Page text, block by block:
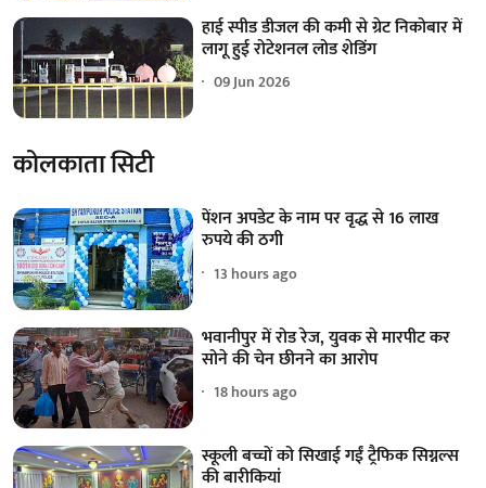
हाई स्पीड डीजल की कमी से ग्रेट निकोबार में
लागू हुई रोटेशनल लोड शेडिंग
09 Jun 2026
कोलकाता सिटी
पेंशन अपडेट के नाम पर वृद्ध से 16 लाख
रुपये की ठगी
13 hours ago
भवानीपुर में रोड रेज, युवक से मारपीट कर
सोने की चेन छीनने का आरोप
18 hours ago
स्कूली बच्चों को सिखाई गईं ट्रैफिक सिग्नल्स
की बारीकियां